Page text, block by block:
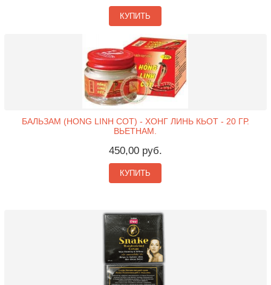
КУПИТЬ
БАЛЬЗАМ (HONG LINH COT) - ХОНГ ЛИНЬ КЬОТ - 20 ГР.
ВЬЕТНАМ.
450,00 руб.
КУПИТЬ